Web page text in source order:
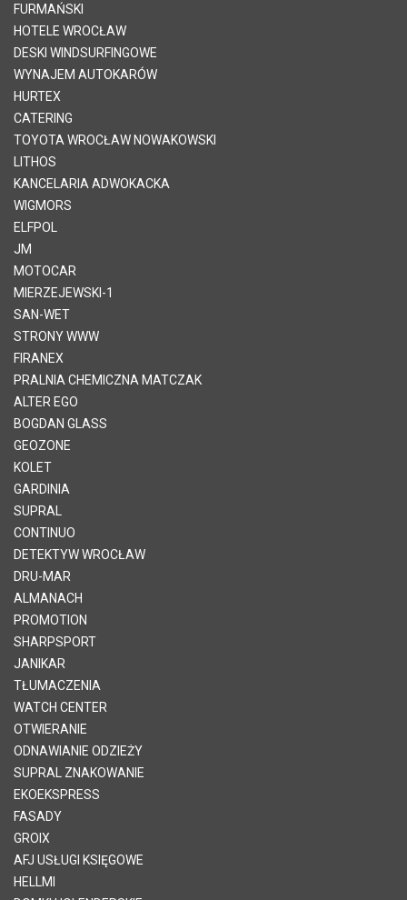
FURMAŃSKI
HOTELE WROCŁAW
DESKI WINDSURFINGOWE
WYNAJEM AUTOKARÓW
HURTEX
CATERING
TOYOTA WROCŁAW NOWAKOWSKI
LITHOS
KANCELARIA ADWOKACKA
WIGMORS
ELFPOL
JM
MOTOCAR
MIERZEJEWSKI-1
SAN-WET
STRONY WWW
FIRANEX
PRALNIA CHEMICZNA MATCZAK
ALTER EGO
BOGDAN GLASS
GEOZONE
KOLET
GARDINIA
SUPRAL
CONTINUO
DETEKTYW WROCŁAW
DRU-MAR
ALMANACH
PROMOTION
SHARPSPORT
JANIKAR
TŁUMACZENIA
WATCH CENTER
OTWIERANIE
ODNAWIANIE ODZIEŻY
SUPRAL ZNAKOWANIE
EKOEKSPRESS
FASADY
GROIX
AFJ USŁUGI KSIĘGOWE
HELLMI